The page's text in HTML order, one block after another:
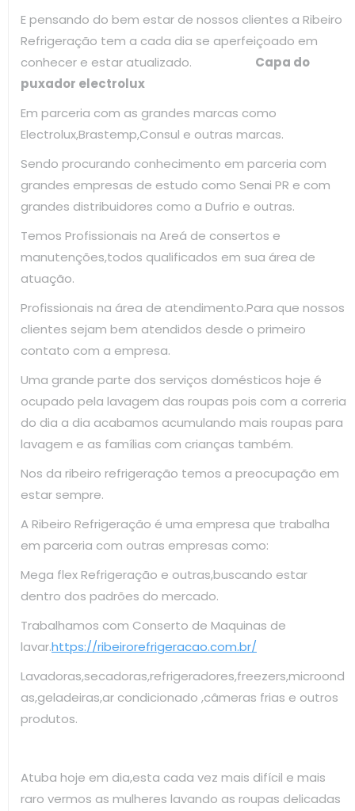
E pensando do bem estar de nossos clientes a Ribeiro
Refrigeração tem a cada dia se aperfeiçoado em
conhecer e estar atualizado. Capa do
puxador electrolux
Em parceria com as grandes marcas como
Electrolux,Brastemp,Consul e outras marcas.
Sendo procurando conhecimento em parceria com
grandes empresas de estudo como Senai PR e com
grandes distribuidores como a Dufrio e outras.
Temos Profissionais na Areá de consertos e
manutenções,todos qualificados em sua área de
atuação.
Profissionais na área de atendimento.Para que nossos
clientes sejam bem atendidos desde o primeiro
contato com a empresa.
Uma grande parte dos serviços domésticos hoje é
ocupado pela lavagem das roupas pois com a correria
do dia a dia acabamos acumulando mais roupas para
lavagem e as famílias com crianças também.
Nos da ribeiro refrigeração temos a preocupação em
estar sempre.
A Ribeiro Refrigeração é uma empresa que trabalha
em parceria com outras empresas como:
Mega flex Refrigeração e outras,buscando estar
dentro dos padrões do mercado.
Trabalhamos com Conserto de Maquinas de
lavar.https://ribeirorefrigeracao.com.br/
Lavadoras,secadoras,refrigeradores,freezers,microond
as,geladeiras,ar condicionado ,câmeras frias e outros
produtos.
Atuba hoje em dia,esta cada vez mais difícil e mais
raro vermos as mulheres lavando as roupas delicadas